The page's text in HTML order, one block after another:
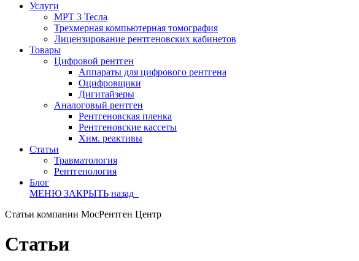
Услуги
МРТ 3 Тесла
Трехмерная компьютерная томография
Лицензирование рентгеновских кабинетов
Товары
Цифровой рентген
Аппараты для цифрового рентгена
Оцифровщики
Дигитайзеры
Аналоговый рентген
Рентгеновская пленка
Рентгеновские кассеты
Хим. реактивы
Статьи
Травматология
Рентгенология
Блог
МЕНЮ ЗАКРЫТЬ назад
Статьи компании МосРентген Центр
Статьи